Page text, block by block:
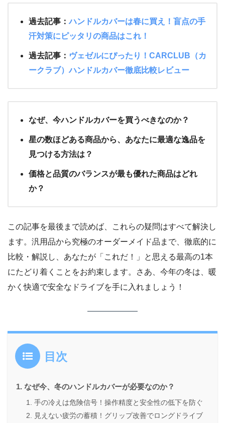
過去記事：ハンドルカバーは春に買え！盲点の手
汗対策にピッタリの商品はこれ！
過去記事： ヴェゼルにぴったり！CARCLUB（カ
ークラブ）ハンドルカバー徹底比較レビュー
なぜ、今ハンドルカバーを買うべきなのか？
星の数ほどある商品から、あなたに最適な逸品を
見つける方法は？
価格と品質のバランスが最も優れた商品はどれ
か？
この記事を最後まで読めば、これらの疑問はすべて解決し
ます。汎用品から究極のオーダーメイド品まで、徹底的に
比較・解説し、あなたが「これだ！」と思える最高の1本
にたどり着くことをお約束します。さあ、今年の冬は、暖
かく快適で安全なドライブを手に入れましょう！
目次
なぜ今、冬のハンドルカバーが必要なのか？
手の冷えは危険信号！操作精度と安全性の低下を防ぐ
見えない疲労の蓄積！グリップ改善でロングドライブ